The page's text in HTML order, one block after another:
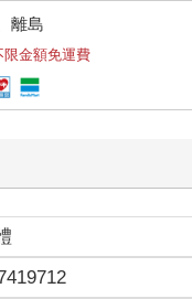
離島
限金額免運費